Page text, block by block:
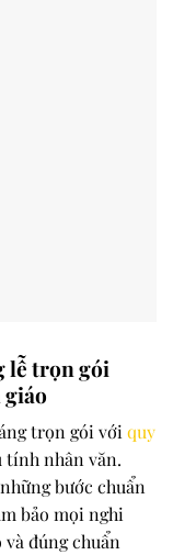
lễ trọn gói
trọn gói vớiquy
tính nhân văn.
bước chuẩn
bảo mọi nghi
đúng chuẩn